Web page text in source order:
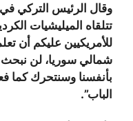
وقال الرئيس التركي
تتلقاه الميليشيات
للأمريكيين عليكم أن
شمالي سوريا، لن نبحث
بأنفسنا وسنتحرك كما
الباب”.